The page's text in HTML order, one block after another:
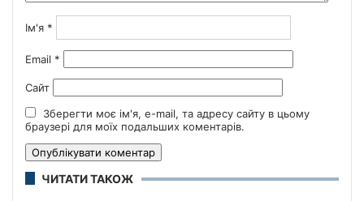
Ім'я *
Email *
Сайт
Зберегти моє ім'я, e-mail, та адресу сайту в цьому
браузері для моїх подальших коментарів.
ЧИТАТИ ТАКОЖ